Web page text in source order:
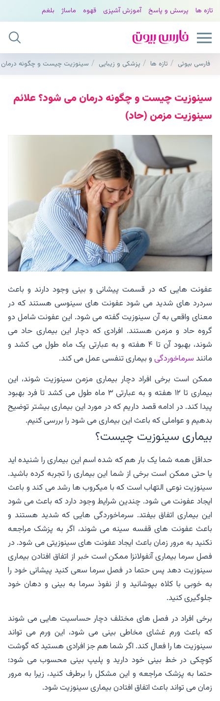
تازه ها پرسش و پاسخ آموزش آشپزی قهوه ماساژ بلغم
فارسی بیوتی تازه ها پزشکی و زیبایی سینوزیت چیست و چگونه
سینوزیت چیست و چگونه درمان می شود؟ علائم
سینوزیت مزمن (حاد)
عفونت هایی که در قسمت پیشانی و بینی وجود دارند و باعث
سردرد های شدید می شود عفونت های سینوسی هستند که در
معنای واقعی به آن سینوزیت گفته می شود. این عفونت شامل دو
گروه حاد و مزمن هستند. افرادی که دچار این بیماری حاد می
شوند، بهبود آن تا ۴ هفته و به عبارتی یک ماه طول می کشد و
مانند سرماخوردگیو بیماری تنفسی عمل می کند.
ممکن است برخی افراد دچار بیماری مزمن سینوزیت شوند، این
بیماری تا ۱۲ هفته و به عبارتی ۳ ماه طول می کشد تا فرد بهبود
پیدا کند. در ادامه قصد داریم که در مورد این بیماری بیشتر توضیح
بدهیم و عواملی که باعث این بیماری می شود را بررسی کنیم.
بیماری سینوزیت چیست؟
حداقل همه شما یک بار هم که شده اسم این بیماری را شنیده اید
یا حتی ممکن است برخی از شما این بیماری را تجربه کرده باشید.
سینوزیت نوعی التهاب است که با میکروب ها رشد می کند و باعث
ایجاد عفونت می شود. چندین شرایط وجود دارد که باعث می شود
این بیماری اتفاق بیفتد. سرماخوردگی هایی که شدید هستند و
باعث عفونت های قفسه سینه می شوند، اگر به پزشک مراجعه
نکنید به مرور زمان باعث ایجاد عفونت های سینوزیتی می شود. در
فصل سرما بیماری آنفولانزا ممکن است خبر از اتفاق افتادن بیماری
سینوزیت دهد پس حتما در فصل سرما سعی کنید پیشانی خود را
به خوبی با کلاه بپوشانید و از نفوذ سرما به بینی و دهان خود
جلوگیری کنید.
برخی افراد در فصل های مختلف دچار حساسیت هایی می شوند
که باعث ورم غشای مخاطی بینی می شود، این ورم می تواند
سینوزیت ها را فعال کند. اگر شما هم جز افرادی هستید که گوشت
کوچکی در خط بینی خود دارید و پلیپ بینی محسوب می شود؛
حتما به پزشک مراجعه و این مشکل را برطرف کنید، زیرا به مرور
زمان می تواند باعث اتفاق افتادن بیماری سینوزیت شود.